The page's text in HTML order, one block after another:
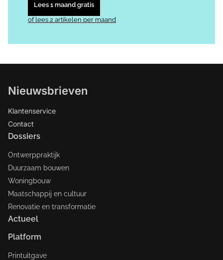
Lees 1 maand gratis
of lees 2 artikelen per maand
Nieuwsbrieven
Klantenservice
Contact
Dossiers
Ontwerppraktijk
Duurzaam bouwen
Woningbouw
Maatschappij en cultuur
Renovatie en transformatie
Actueel
Platform
Printuitgave